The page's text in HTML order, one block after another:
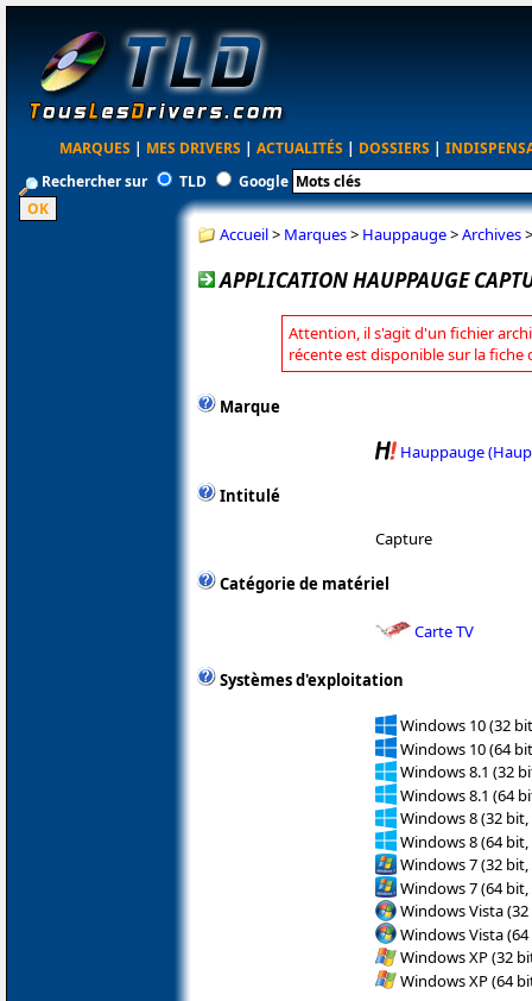
MARQUES | MES DRIVERS | ACTUALITÉS | DOSSIERS |
Rechercher sur
TLD Google
Accueil> Marques> Hauppauge>Archives
APPLICATION HAUPPAUGE
Attention, il s'agit d'un fichier
récente est disponible sur la fiche
Marque
Hauppauge
Intitulé
Capture
Catégorie de matériel
Carte TV
Systèmes d'exploitation
Windows 10 (32
Windows 10 (64
Windows 8.1 (32
Windows 8.1 (64
Windows 8 (32 bit,
Windows 8 (64 bit,
Windows 7 (32 bit,
Windows 7 (64 bit,
Windows Vista
Windows Vista
Windows XP (32
Windows XP (64